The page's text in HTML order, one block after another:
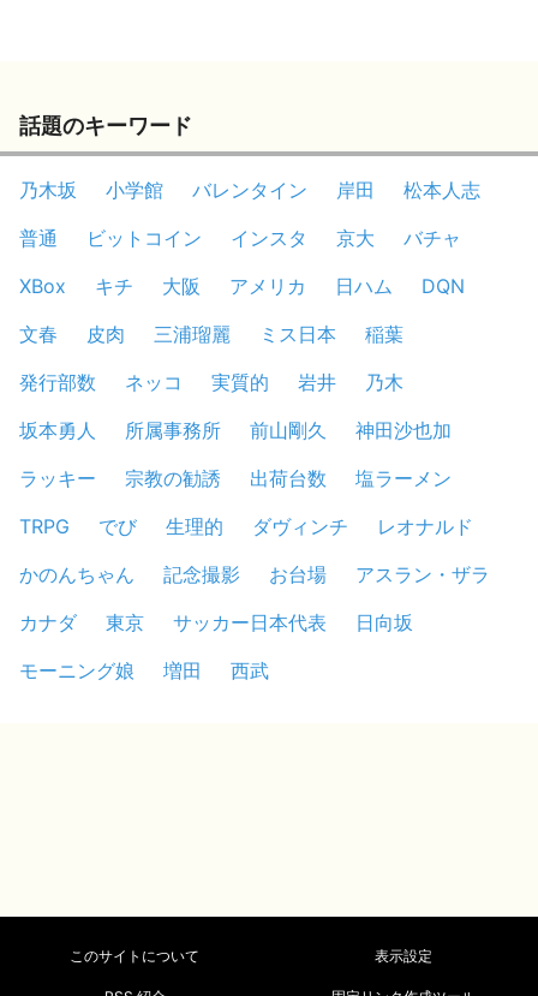
話題のキーワード
乃木坂 小学館 バレンタイン 岸田
松本人志
普通
ビットコイン インスタ 京大
バチャ
XBox
キチ 大阪 アメリカ 日ハム
DQN
文春
皮肉 三浦瑠麗 ミス日本
稲葉
発行部数
ネッコ 実質的 岩井
乃木
坂本勇人
所属事務所 前山剛久
神田沙也加
ラッキー
宗教の勧誘 出荷台数
塩ラーメン
TRPG
でび 生理的 ダヴィンチ
レオナルド
かのんちゃん
記念撮影 お台場
アスラン・ザラ
カナダ
東京 サッカー日本代表
日向坂
モーニング娘
増田 西武
このサイトについて 表示設定